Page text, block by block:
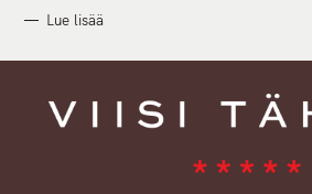
Lue lisää